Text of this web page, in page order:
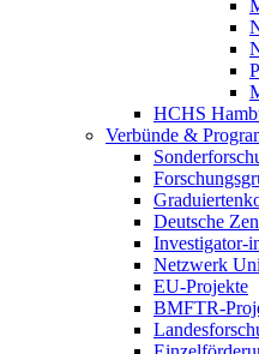
HCHS
Verbünde &
Deutsche
Investigator-
Netzwerk
EU-Projekte
BMFTR-